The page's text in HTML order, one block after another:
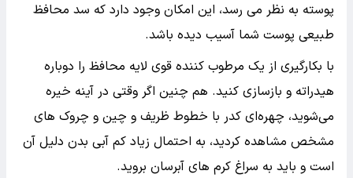
پوسته به نظر می رسد، این امکان وجود دارد که سد محافظ
طبیعی پوست شما آسیب دیده باشد.
با بکارگیری از یک مرطوب کننده قوی لایه محافظ را دوباره
هیدراته و بازسازی کنید. هم چنین اگر وقتی در آینه خیره
می‌شوید، چهره‌ای کدر با خطوط ظریف و چین و چروک‌ های
مشخص مشاهده کردید، به احتمال زیاد کم‌ آبی بدن دلیل آن
است و باید به سراغ کرم های آبرسان بروید.